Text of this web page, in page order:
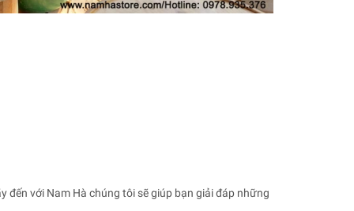
đến với Nam Hà chúng tôi sẽ giúp bạn giải đáp những